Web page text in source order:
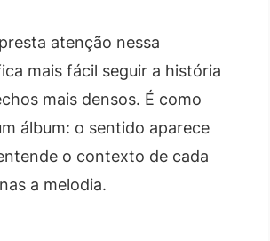
atenção nessa
mais fácil seguir a história
mais densos. É como
álbum: o sentido aparece
o contexto de cada
a melodia.